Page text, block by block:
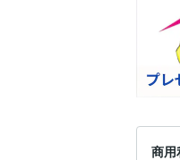
商用